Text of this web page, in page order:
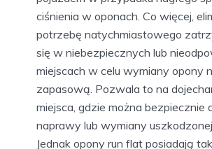
ciśnienia w oponach. Co więcej,
potrzebę natychmiastowego
się w niebezpiecznych lub
miejscach w celu wymiany opony
zapasową. Pozwala to na
miejsca, gdzie można bezpiecznie
naprawy lub wymiany
Jednak opony run flat posiadają